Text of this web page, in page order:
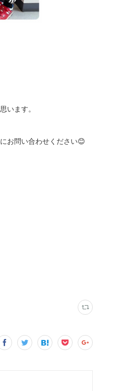
います。
お問い合わせください😊